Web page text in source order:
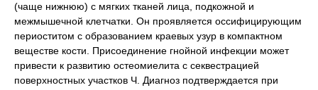
(чаще нижнюю) с мягких тканей лица, подкожной и
межмышечной клетчатки. Он проявляется оссифицирующим
периоститом с образованием краевых узур в компактном
веществе кости. Присоединение гнойной инфекции может
привести к развитию остеомиелита с секвестрацией
поверхностных участков Ч. Диагноз подтверждается при